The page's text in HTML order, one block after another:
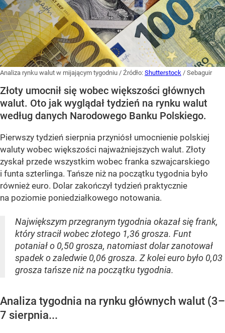
Analiza rynku walut w mijającym tygodniu / Źródło: Shutterstock / Sebaguir
Złoty umocnił się wobec większości głównych
walut. Oto jak wyglądał tydzień na rynku walut
według danych Narodowego Banku Polskiego.
Pierwszy tydzień sierpnia przyniósł umocnienie polskiej
waluty wobec większości najważniejszych walut. Złoty
zyskał przede wszystkim wobec franka szwajcarskiego
i funta szterlinga. Tańsze niż na początku tygodnia było
również euro. Dolar zakończył tydzień praktycznie
na poziomie poniedziałkowego notowania.
Największym przegranym tygodnia okazał się frank,
który stracił wobec złotego 1,36 grosza. Funt
potaniał o 0,50 grosza, natomiast dolar zanotował
spadek o zaledwie 0,06 grosza. Z kolei euro było 0,03
grosza tańsze niż na początku tygodnia.
Analiza tygodnia na rynku głównych walut (3–
7 sierpnia...